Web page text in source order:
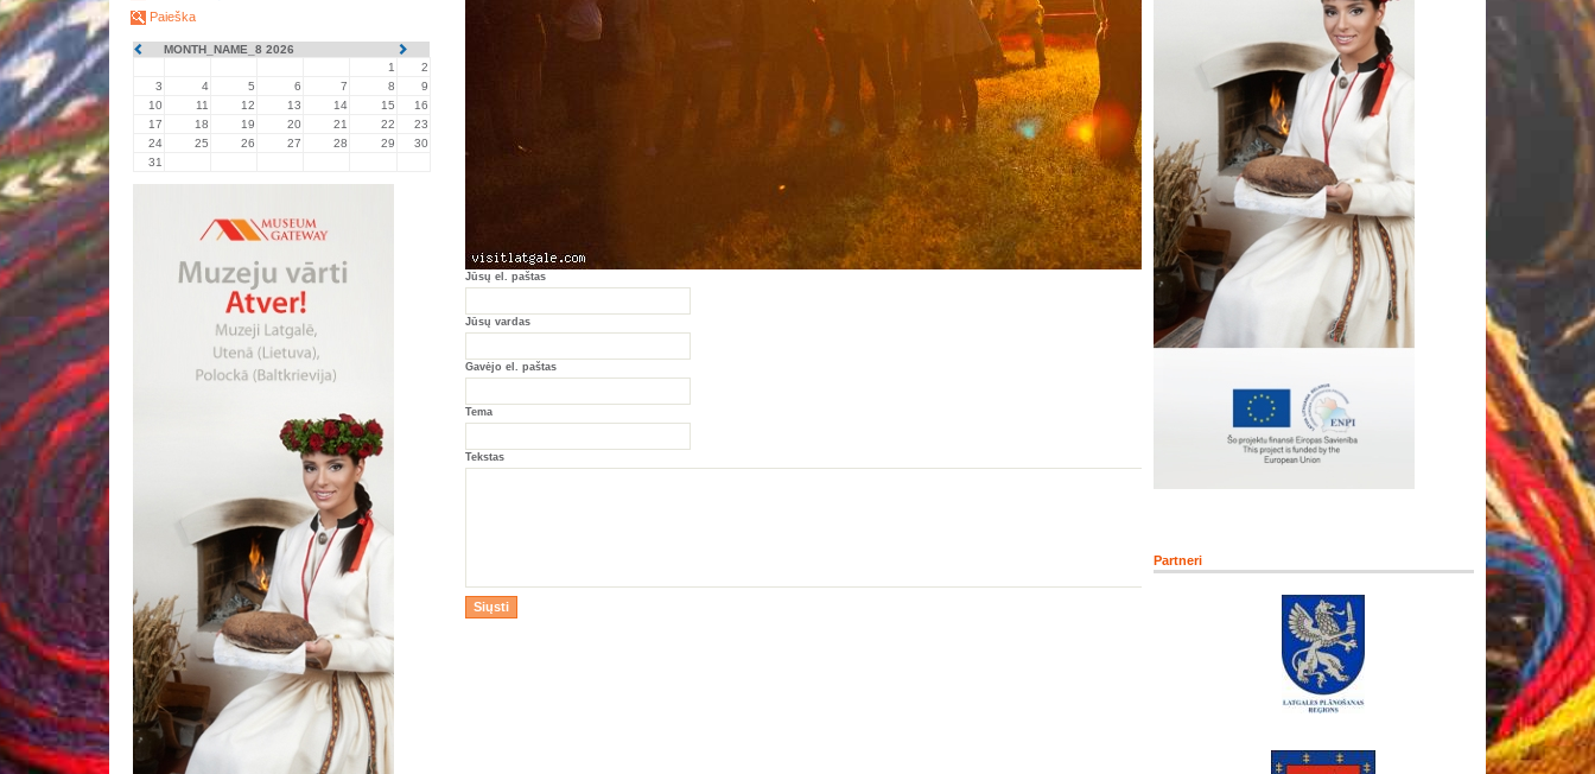
Paieška
MONTH_NAME_8 2026
1
2
3
4 5 6 7 8
9
10
11 12 13 14 15
16
17
18 19 20 21 22
23
24
25 26 27 28 29
30
31
Jūsų el. paštas
Jūsų vardas
Gavėjo el. paštas
Tema
Tekstas
Partneri